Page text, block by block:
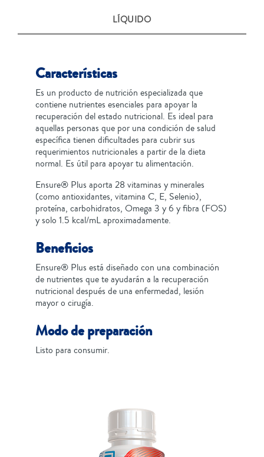
LÍQUIDO
Características
Es un producto de nutrición especializada que
contiene nutrientes esenciales para apoyar la
recuperación del estado nutricional. Es ideal para
aquellas personas que por una condición de salud
específica tienen dificultades para cubrir sus
requerimientos nutricionales a partir de la dieta
normal. Es útil para apoyar tu alimentación.
Ensure® Plus aporta 28 vitaminas y minerales
(como antioxidantes, vitamina C, E, Selenio),
proteína, carbohidratos, Omega 3 y 6 y fibra (FOS)
y solo 1.5 kcal/mL aproximadamente.
Beneficios
Ensure® Plus está diseñado con una combinación
de nutrientes que te ayudarán a la recuperación
nutricional después de una enfermedad, lesión
mayor o cirugía.
Modo de preparación
Listo para consumir.